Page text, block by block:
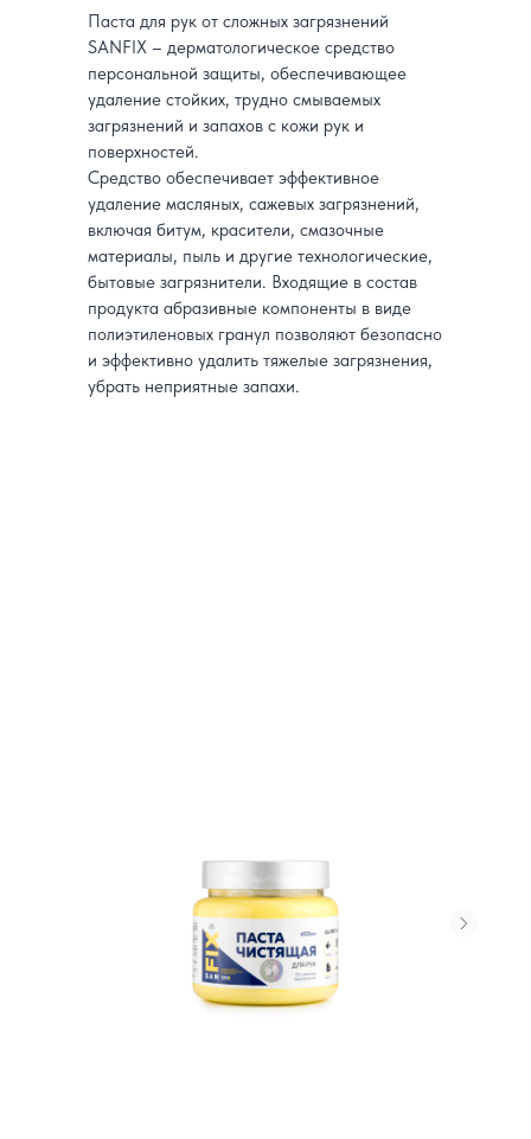
Паста для рук от сложных загрязнений
SANFIX – дерматологическое средство
персональной защиты, обеспечивающее
удаление стойких, трудно смываемых
загрязнений и запахов с кожи рук и
поверхностей.
Средство обеспечивает эффективное
удаление масляных, сажевых загрязнений,
включая битум, красители, смазочные
материалы, пыль и другие технологические,
бытовые загрязнители. Входящие в состав
продукта абразивные компоненты в виде
полиэтиленовых гранул позволяют безопасно
и эффективно удалить тяжелые загрязнения,
убрать неприятные запахи.